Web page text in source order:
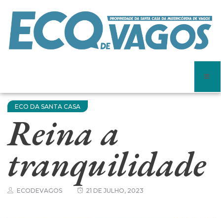
ECO DA SANTA CASA
Reina a
tranquilidade
ECODEVAGOS 21 DE JULHO, 2023